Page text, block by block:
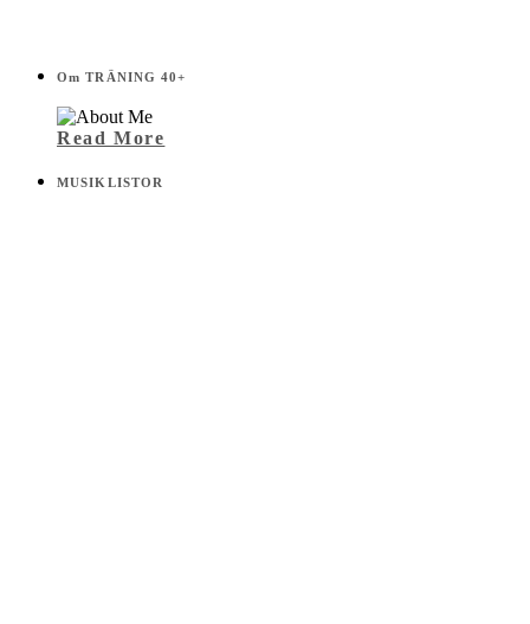
Om TRÄNING 40+
Read More
MUSIKLISTOR